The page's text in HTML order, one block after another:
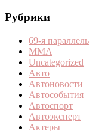
Рубрики
69-я параллель
MMA
Uncategorized
Авто
Автоновости
Автособытия
Автоспорт
Автоэксперт
Актеры